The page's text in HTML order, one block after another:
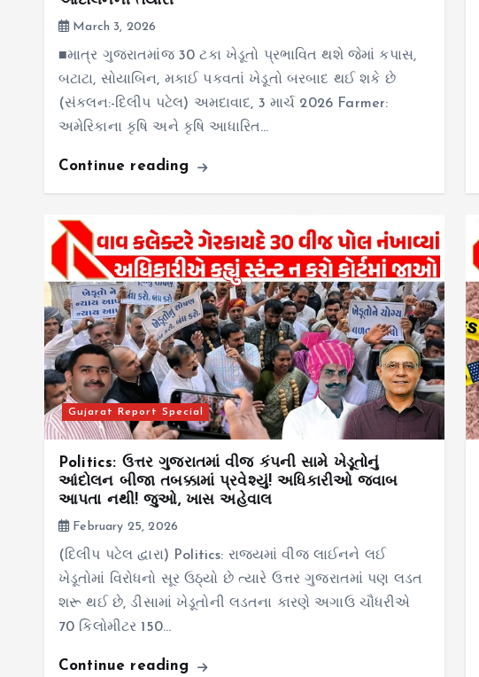
March 3, 2026
■માત્ર ગુજરાતમાંજ 30 ટકા ખેડૂતો પ્રભાવિત થશે જેમાં કપાસ,
બટાટા, સોયાબિન, મકાઈ પકવતાં ખેડૂતો બરબાદ થઈ શકે છે
(સંકલન:-દિલીપ પટેલ) અમદાવાદ, 3 માર્ચ 2026 Farmer:
અમેરિકાના કૃષિ અને કૃષિ આધારિત…
Continue reading
Gujarat Report Special
Politics: ઉત્તર ગુજરાતમાં વીજ કંપની સામે ખેડૂતોનું
આંદોલન બીજા તબક્કામાં પ્રવેશ્યું! અધિકારીઓ જવાબ
આપતા નથી! જુઓ, ખાસ અહેવાલ
February 25, 2026
(દિલીપ પટેલ દ્વારા) Politics: રાજ્યમાં વીજ લાઈનને લઈ
ખેડૂતોમાં વિરોધનો સૂર ઉઠ્યો છે ત્યારે ઉત્તર ગુજરાતમાં પણ લડત
શરૂ થઈ છે, ડીસામાં ખેડૂતોની લડતના કારણે અગાઉ ચૌધરીએ
70 કિલોમીટર 150…
Continue reading